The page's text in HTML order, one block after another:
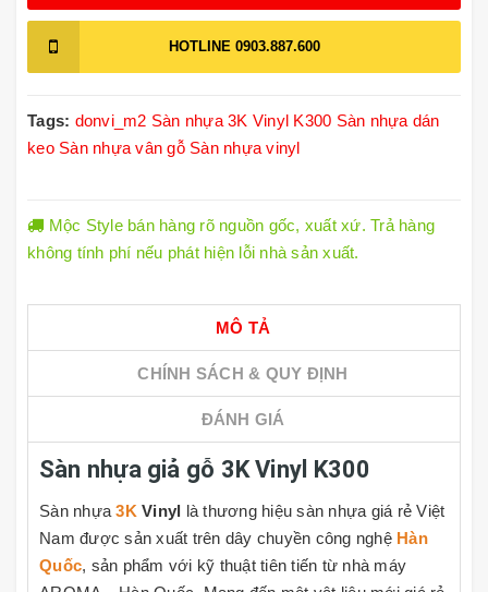
HOTLINE 0903.887.600
Tags: donvi_m2 Sàn nhựa 3K Vinyl K300 Sàn nhựa dán
keo Sàn nhựa vân gỗ Sàn nhựa vinyl
Mộc Style bán hàng rõ nguồn gốc, xuất xứ. Trả hàng
không tính phí nếu phát hiện lỗi nhà sản xuất.
MÔ TẢ
CHÍNH SÁCH & QUY ĐỊNH
ĐÁNH GIÁ
Sàn nhựa giả gỗ 3K Vinyl K300
Sàn nhựa 3K Vinyl là thương hiệu sàn nhựa giá rẻ Việt
Nam được sản xuất trên dây chuyền công nghệ Hàn
Quốc, sản phẩm với kỹ thuật tiên tiến từ nhà máy